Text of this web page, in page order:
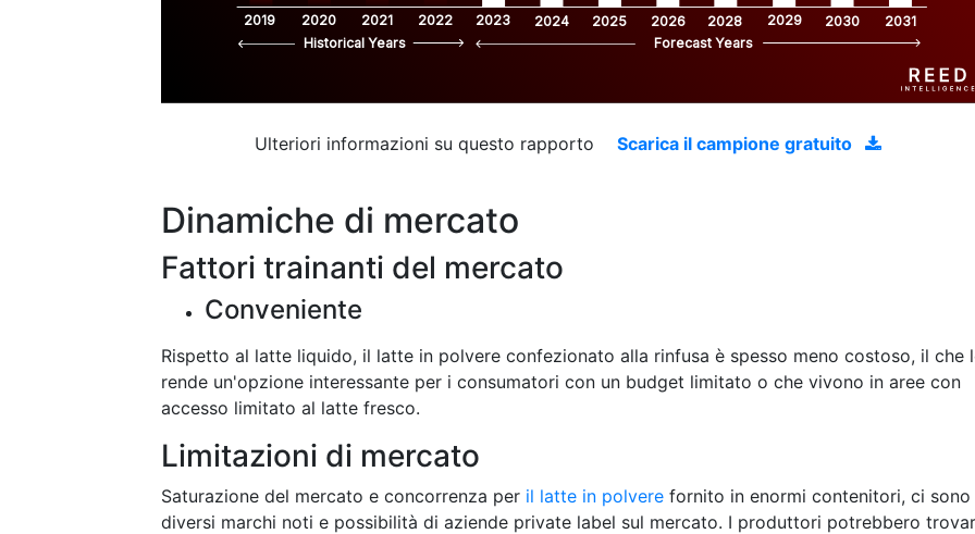
2019 2020 2021 2022 2023 2024 2025 2026 2028 2029 2030 2031
Historical Years Forecast Years
Ulteriori informazioni su questo rapporto Scarica il campione gratuito
Dinamiche di mercato
Fattori trainanti del mercato
Conveniente
Rispetto al latte liquido, il latte in polvere confezionato alla rinfusa è spesso meno costoso, il che
rende un'opzione interessante per i consumatori con un budget limitato o che vivono in aree con
accesso limitato al latte fresco.
Limitazioni di mercato
Saturazione del mercato e concorrenza per il latte in polvere fornito in enormi contenitori, ci sono
diversi marchi noti e possibilità di aziende private label sul mercato. I produttori potrebbero